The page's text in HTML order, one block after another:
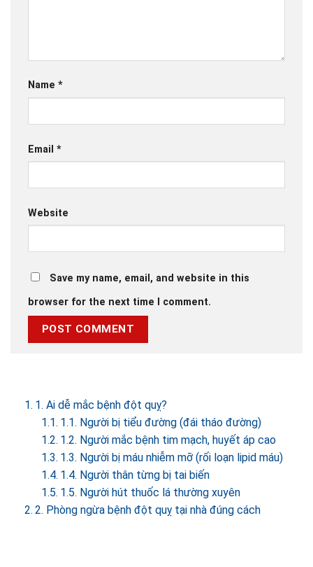
Name *
Email *
Website
Save my name, email, and website in this
browser for the next time I comment.
1. Ai dễ mắc bệnh đột quỵ?
1.1. Người bị tiểu đường (đái tháo đường)
1.2. Người mắc bệnh tim mạch, huyết áp cao
1.3. Người bị máu nhiễm mỡ (rối loạn lipid máu)
1.4. Người thân từng bị tai biến
1.5. Người hút thuốc lá thường xuyên
2. Phòng ngừa bệnh đột quỵ tại nhà đúng cách